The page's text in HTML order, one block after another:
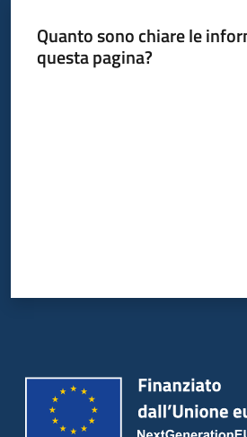
Quanto sono chiare le
questa pagina?